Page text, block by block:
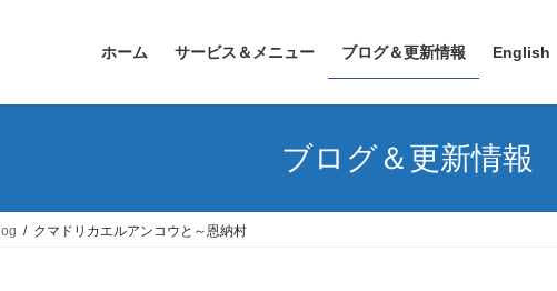
ホーム サービス＆メニュー ブログ＆更新情報 English
ブログ＆更新情報
クマドリカエルアンコウと～恩納村